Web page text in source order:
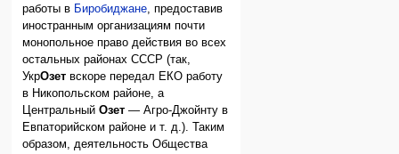
работы в Биробиджане, предоставив
иностранным организациям почти
монопольное право действия во всех
остальных районах СССР (так,
УкрОзет вскоре передал ЕКО работу
в Никопольском районе, а
ЦентральныйОзет — Агро-Джойнту в
Евпаторийском районе и т. д.). Таким
образом, деятельность Общества